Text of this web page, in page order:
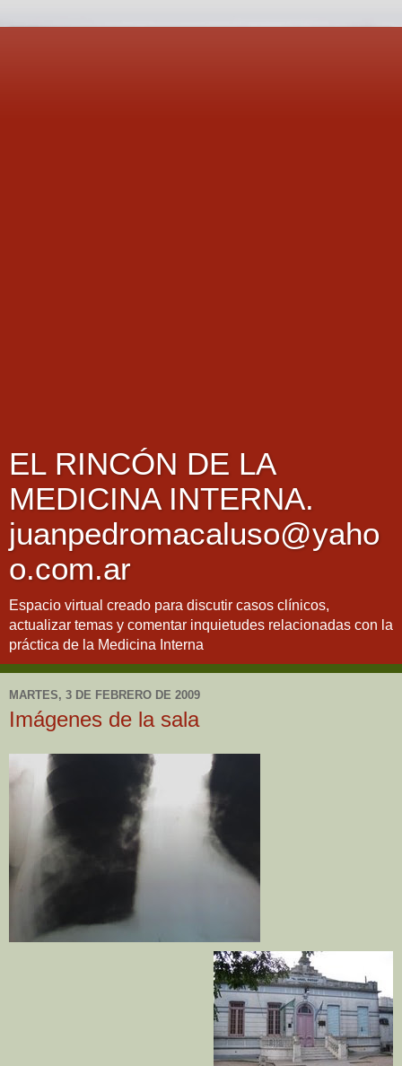
EL RINCÓN DE LA
MEDICINA INTERNA.
juanpedromacaluso@yaho
o.com.ar
Espacio virtual creado para discutir casos clínicos,
actualizar temas y comentar inquietudes relacionadas con la
práctica de la Medicina Interna
MARTES, 3 DE FEBRERO DE 2009
Imágenes de la sala